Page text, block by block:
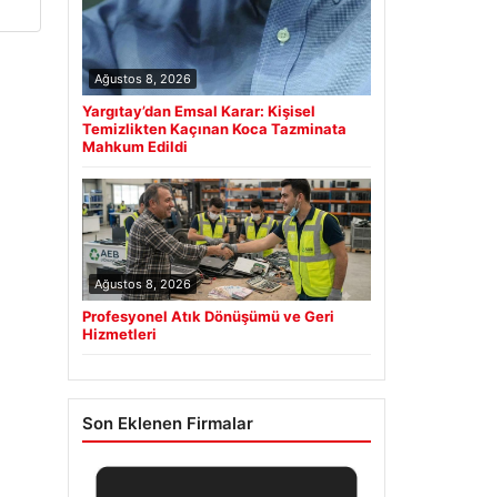
Ağustos 8, 2026
Yargıtay’dan Emsal Karar: Kişisel
Temizlikten Kaçınan Koca Tazminata
Mahkum Edildi
Ağustos 8, 2026
Profesyonel Atık Dönüşümü ve Geri
Hizmetleri
Son Eklenen Firmalar